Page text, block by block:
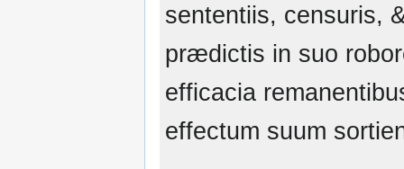
sententiis, censuris,
prædictis in suo
efficacia
effectum suum